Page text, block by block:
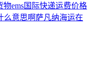
物ems国际快递运费价格
么意思啊萨凡纳海运在